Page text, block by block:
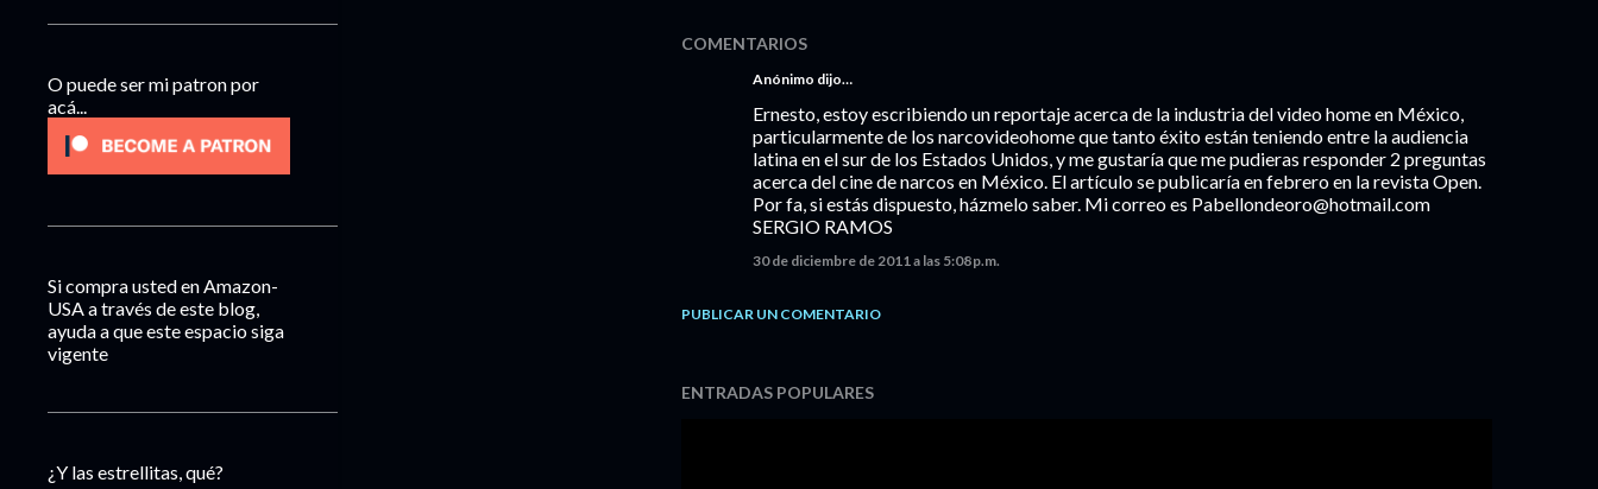
COMENTARIOS
Anónimo dijo…
Ernesto, estoy escribiendo un reportaje acerca de la industria del video home en México,
particularmente de los narcovideohome que tanto éxito están teniendo entre la audiencia
latina en el sur de los Estados Unidos, y me gustaría que me pudieras responder 2 preguntas
acerca del cine de narcos en México. El artículo se publicaría en febrero en la revista Open.
Por fa, si estás dispuesto, házmelo saber. Mi correo es Pabellondeoro@hotmail.com
SERGIO RAMOS
30 de diciembre de 2011 a las 5:08 p.m.
PUBLICAR UN COMENTARIO
ENTRADAS POPULARES
O puede ser mi patron por
acá...
Si compra usted en Amazon-
USA a través de este blog,
ayuda a que este espacio siga
vigente
¿Y las estrellitas, qué?